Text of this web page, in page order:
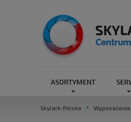
ASORTYMENT
Skylark-Polska Wyposażenie